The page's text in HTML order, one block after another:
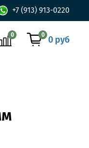
+7 (913) 913-0220
0 0 0 руб